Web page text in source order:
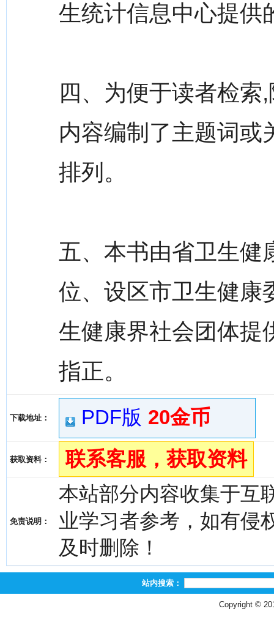
生统计信息中心提供
四、为便于读者检
内容编制了主题词或
排列。
五、本书由省卫生健
位、设区市卫生健康
生健康界社会团体提
指正。
下载地址： PDF版 20金币
获取资料： 联系客服，获取资料
免责说明：
本站部分内容收集于互
业学习者参考，如有侵
及时删除！
站内搜索：
Copyright ©